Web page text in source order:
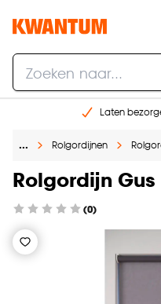
Laten
Gratis raam
… Rolgordijnen
Rolgordijn
(0)